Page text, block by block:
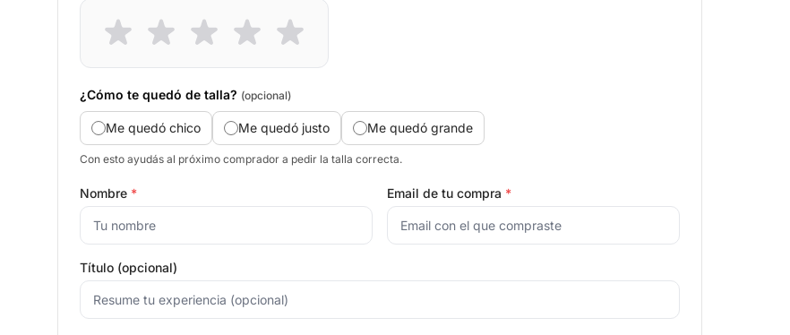
¿Cómo te quedó de talla? (opcional)
Me quedó chico Me quedó justo Me quedó grande
Con esto ayudás al próximo comprador a pedir la talla correcta.
Nombre * Email de tu compra *
Título (opcional)